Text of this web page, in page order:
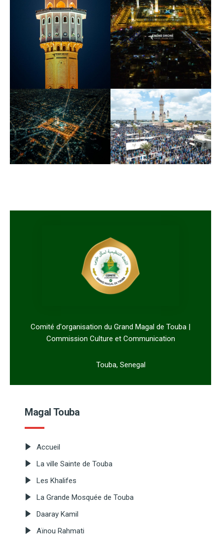
Comité d'organisation du Grand Magal de Touba |
Commission Culture et Communication
Touba, Senegal
Magal Touba
Accueil
La ville Sainte de Touba
Les Khalifes
La Grande Mosquée de Touba
Daaray Kamil
Aïnou Rahmati